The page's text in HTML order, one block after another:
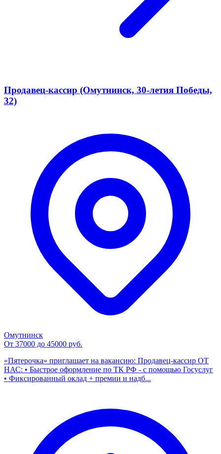
Продавец-кассир (Омутнинск, 30-летия Победы,
32)
Омутнинск
От 37000 до 45000 руб.
«Пятерочка» приглашает на вакансию: Продавец-кассир ОТ
НАС: • Быстрое оформление по ТК РФ - с помощью Госуслуг
• Фиксированный оклад + премии и надб...